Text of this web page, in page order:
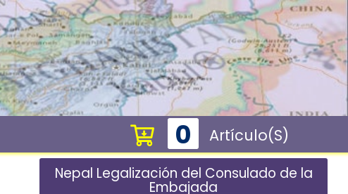
0 Artículo(s)
Nepal Legalización del Consulado de la
Embajada